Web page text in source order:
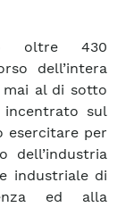
oltre 430
dell’intera
al di sotto
sul
esercitare per
dell’industria
industriale di
ed alla